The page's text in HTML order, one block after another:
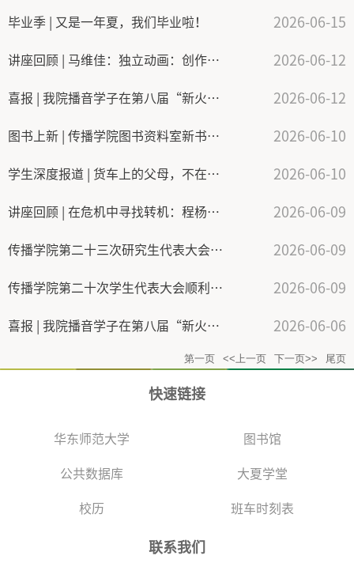
毕业季 | 又是一年夏，我们毕业啦！ 2026-06-15
讲座回顾 | 马维佳：独立动画：创作、延展及可能性 2026-06-12
喜报 | 我院播音学子在第八届“新火之声主播技能大赛”中荣获全国一等奖 2026-06-12
图书上新 | 传播学院图书资料室新书速递（20260610） 2026-06-10
学生深度报道 | 货车上的父母，不在场的生活 2026-06-10
讲座回顾 | 在危机中寻找转机：程杨教授谈人工智能时代的战略传播 2026-06-09
传播学院第二十三次研究生代表大会顺利举行 2026-06-09
传播学院第二十次学生代表大会顺利举行 2026-06-09
喜报 | 我院播音学子在第八届“新火之声主播技能大赛”中荣获全国一等奖 2026-06-06
第一页 <<上一页 下一页>> 尾页
快速链接
华东师范大学 图书馆
公共数据库 大夏学堂
校历 班车时刻表
联系我们